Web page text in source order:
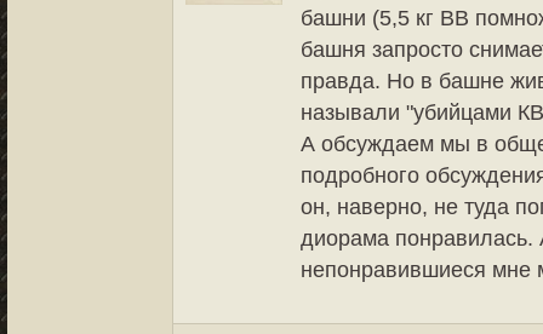
башни (5,5 кг ВВ
башня запросто
правда. Но в башне
называли "убийцами
А обсуждаем мы в
подробного
он, наверно, не туда
диорама понравилась.
непонравившиеся мне